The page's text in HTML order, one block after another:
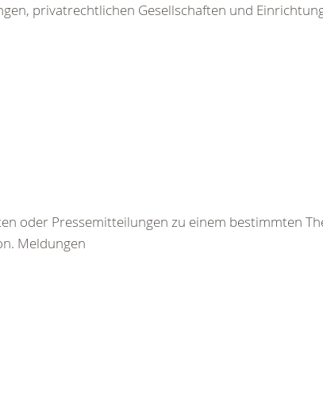
privatrechtlichen Gesellschaften und
oder Pressemitteilungen zu einem bestimmten
Meldungen